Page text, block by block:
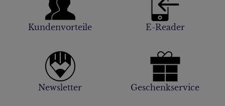
Kundenvorteile E-Reader
Newsletter Geschenkservice